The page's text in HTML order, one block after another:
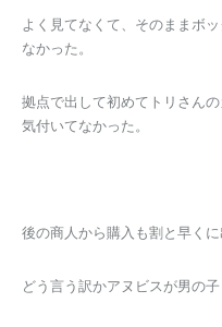
よく見てなくて、そのままボ
なかった。
拠点で出して初めてトリさん
気付いてなかった。
後の商人から購入も割と早くに
どう言う訳かアヌビスが男の